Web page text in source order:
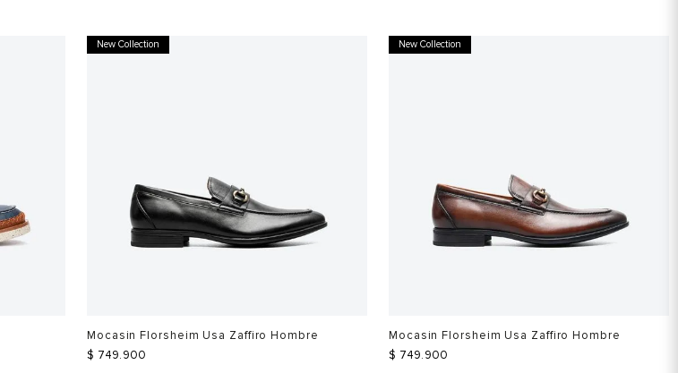
New Collection
Mocasin Florsheim Usa Zaffiro Hombre
$ 749.900
New Collection
Mocasin Florsheim Usa Zaffiro Hombre
$ 749.900